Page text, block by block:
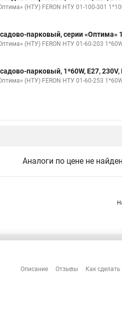
(НТУ) FERON НТУ 01-100-301
парковый, серии «Оптима»
(НТУ) FERON НТУ 01-60-203
парковый, 1*60W, E27, 230V,
(НТУ) FERON НТУ 01-60-253
Аналоги по цене не
Сотрудничество
Описание Отзывы Как сделать